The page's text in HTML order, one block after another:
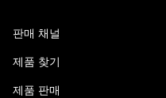
판매 채널
제품 찾기
제품 판매